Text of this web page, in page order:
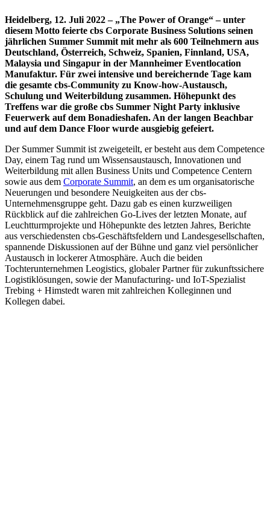
Heidelberg, 12. Juli 2022 – „The Power of Orange“ – unter
diesem Motto feierte cbs Corporate Business Solutions seinen
jährlichen Summer Summit mit mehr als 600 Teilnehmern aus
Deutschland, Österreich, Schweiz, Spanien, Finnland, USA,
Malaysia und Singapur in der Mannheimer Eventlocation
Manufaktur. Für zwei intensive und bereichernde Tage kam
die gesamte cbs-Community zu Know-how-Austausch,
Schulung und Weiterbildung zusammen. Höhepunkt des
Treffens war die große cbs Summer Night Party inklusive
Feuerwerk auf dem Bonadieshafen. An der langen Beachbar
und auf dem Dance Floor wurde ausgiebig gefeiert.
Der Summer Summit ist zweigeteilt, er besteht aus dem Competence
Day, einem Tag rund um Wissensaustausch, Innovationen und
Weiterbildung mit allen Business Units und Competence Centern
sowie aus dem Corporate Summit, an dem es um organisatorische
Neuerungen und besondere Neuigkeiten aus der cbs-
Unternehmensgruppe geht. Dazu gab es einen kurzweiligen
Rückblick auf die zahlreichen Go-Lives der letzten Monate, auf
Leuchtturmprojekte und Höhepunkte des letzten Jahres, Berichte
aus verschiedensten cbs-Geschäftsfeldern und Landesgesellschaften,
spannende Diskussionen auf der Bühne und ganz viel persönlicher
Austausch in lockerer Atmosphäre. Auch die beiden
Tochterunternehmen Leogistics, globaler Partner für zukunftssichere
Logistiklösungen, sowie der Manufacturing- und IoT-Spezialist
Trebing + Himstedt waren mit zahlreichen Kolleginnen und
Kollegen dabei.